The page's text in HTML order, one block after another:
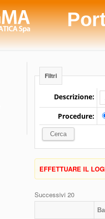
Filtri
Descrizione:
Procedure:
EFFETTUARE IL
Successivi 20